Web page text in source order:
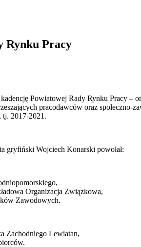
Rynku Pracy
Powiatowej Rady Rynku Pracy
pracodawców oraz
tj. 2017-2021.
gryfiński Wojciech Konarski powołał:
Organizacja Związkowa,
Zawodowych.
Zachodniego Lewiatan,